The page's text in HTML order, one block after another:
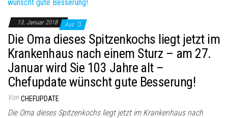
13. Januar 2018 Aus
Die Oma dieses Spitzenkochs liegt jetzt im
Krankenhaus nach einem Sturz – am 27.
Januar wird Sie 103 Jahre alt –
Chefupdate wünscht gute Besserung!
Von CHEFUPDATE
Die Oma dieses Spitzenkochs liegt jetzt im Krankenhaus nach